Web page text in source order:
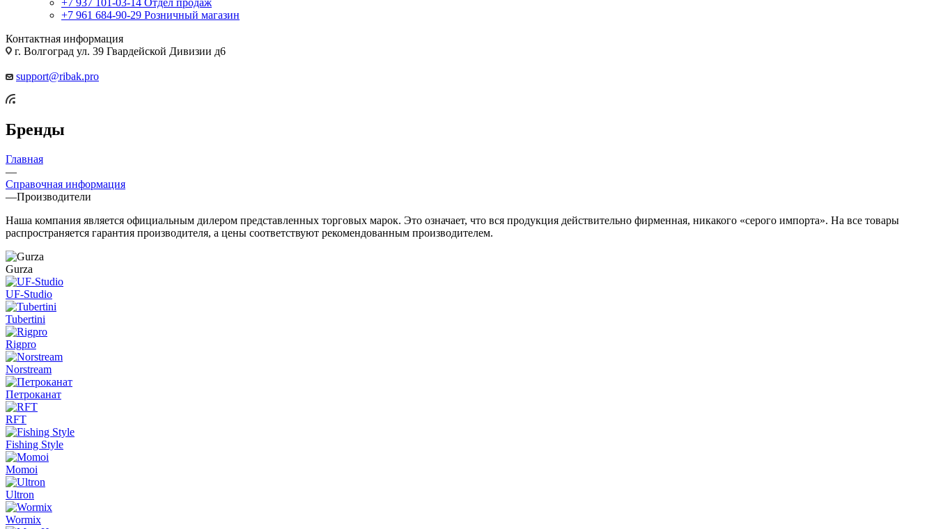
+7 937 101-03-14 Отдел продаж
+7 961 684-90-29 Розничный магазин
Контактная информация
г. Волгоград ул. 39 Гвардейской Дивизии д6
support@ribak.pro
Бренды
Главная
—
Справочная информация
—Производители
Наша компания является официальным дилером представленных торговых марок. Это означает, что вся продукция действительно фирменная, никакого «серого импорта». На все товары
распространяется гарантия производителя, а цены соответствуют рекомендованным производителем.
Gurza
UF-Studio
Tubertini
Rigpro
Norstream
Петроканат
RFT
Fishing Style
Momoi
Ultron
Wormix